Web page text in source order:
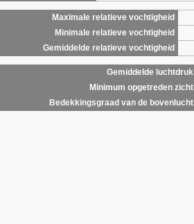
Maximale relatieve vochtigheid
Minimale relatieve vochtigheid
Gemiddelde relatieve vochtigheid
Gemiddelde luchtdruk
Minimum opgetreden zicht
Bedekkingsgraad van de bovenlucht